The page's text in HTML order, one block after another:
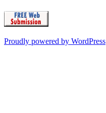
Proudly powered by WordPress